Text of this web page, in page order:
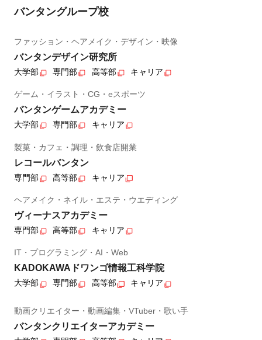
バンタングループ校
ファッション・ヘアメイク・デザイン・映像
バンタンデザイン研究所
大学部 専門部 高等部 キャリア
ゲーム・イラスト・CG・eスポーツ
バンタンゲームアカデミー
大学部 専門部 キャリア
製菓・カフェ・調理・飲食店開業
レコールバンタン
専門部 高等部 キャリア
ヘアメイク・ネイル・エステ・ウエディング
ヴィーナスアカデミー
専門部 高等部 キャリア
IT・プログラミング・AI・Web
KADOKAWAドワンゴ情報工科学院
大学部 専門部 高等部 キャリア
動画クリエイター・動画編集・VTuber・歌い手
バンタンクリエイターアカデミー